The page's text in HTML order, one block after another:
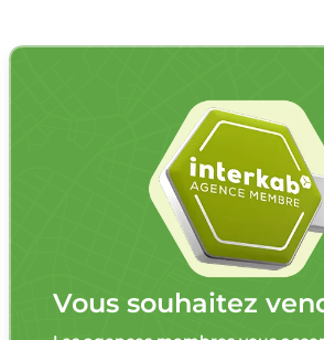
Vous souhaitez